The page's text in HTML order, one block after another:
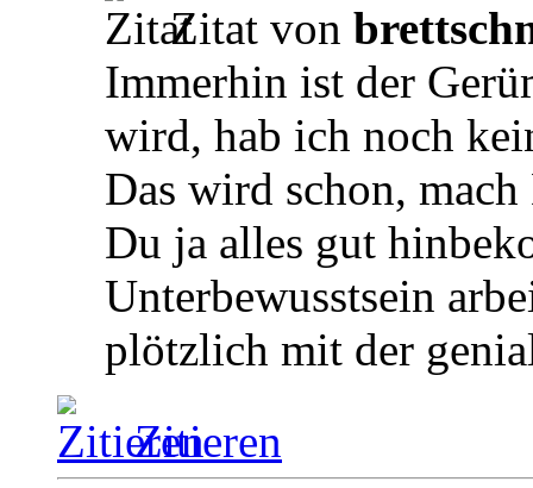
Zitat von
Immerhin ist der
wird, hab ich noch
Das wird schon,
Du ja alles gut
Unterbewusstsein
plötzlich mit der
Zitieren